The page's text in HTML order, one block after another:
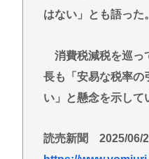
はない」とも語った。
消費税減税を巡っ
長も「安易な税率の
い」と懸念を示して
読売新聞 2025/06/